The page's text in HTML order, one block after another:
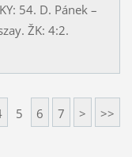
54. D. Pánek –
ŽK: 4:2.
5 6 7 > >>